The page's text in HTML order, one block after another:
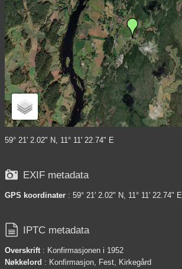
59° 21' 2.02" N, 11° 11' 22.74" E
 EXIF metadata
GPS koordinater : 59° 21' 2.02" N, 11° 11' 22.74" E
 IPTC metadata
Overskrift: Konfirmasjonen i 1952
Nøkkelord : Konfirmasjon, Fest, Kirkegård